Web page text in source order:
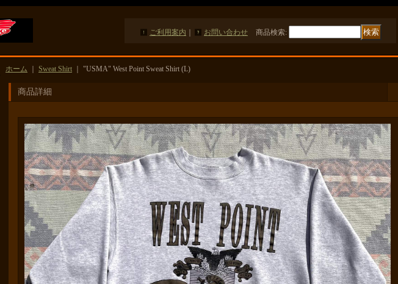
ご利用案内 お問い合わせ 商品検索:
ホーム Sweat Shirt "USMA" West Point Sweat Shirt (L)
商品詳細